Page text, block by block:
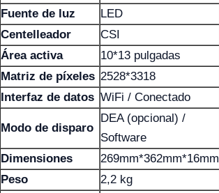
Fuente de luz LED
Centelleador
CSI
Área activa
10*13 pulgadas
Matriz de píxeles 2528*3318
Interfaz de datos WiFi / Conectado
Modo de disparo
DEA (opcional) /
Software
Dimensiones
269mm*362mm*16mm
Peso
2,2 kg